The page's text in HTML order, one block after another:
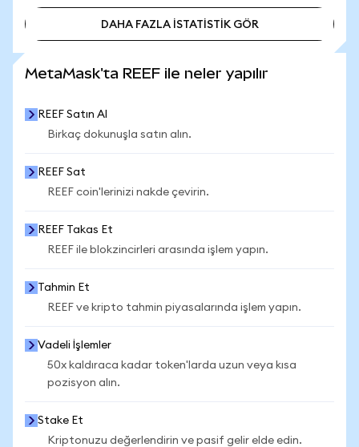
DAHA FAZLA İSTATİSTİK GÖR
MetaMask'ta REEF ile neler yapılır
REEF Satın Al
Birkaç dokunuşla satın alın.
REEF Sat
REEF coin'lerinizi nakde çevirin.
REEF Takas Et
REEF ile blokzincirleri arasında işlem yapın.
Tahmin Et
REEF ve kripto tahmin piyasalarında işlem yapın.
Vadeli İşlemler
50x kaldıraca kadar token'larda uzun veya kısa
pozisyon alın.
Stake Et
Kriptonuzu değerlendirin ve pasif gelir elde edin.